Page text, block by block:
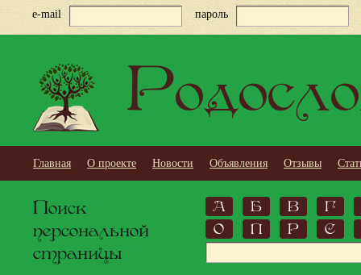
e-mail пароль
Главная О проекте Новости Объявления Отзывы
Поиск
персональной
страницы
А Б В
Г
О
П Р С